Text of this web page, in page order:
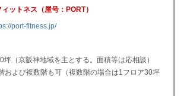
ットネス（屋号：PORT）
port-fitness.jp/
坪（京阪神地域を主とする。面積等は応相談）
および複数階も可（複数階の場合は1フロア30坪